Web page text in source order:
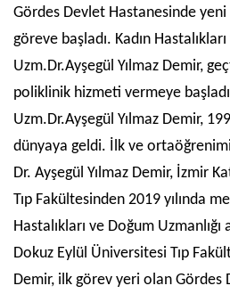
Gördes Devlet Hastanesinde
göreve başladı. Kadın
Uzm.Dr.Ayşegül Yılmaz Demir,
poliklinik hizmeti vermeye
Uzm.Dr.Ayşegül Yılmaz Demir,
dünyaya geldi. İlk ve
Dr. Ayşegül Yılmaz Demir, İzmir
Tıp Fakültesinden 2019 yılında
Hastalıkları ve Doğum Uzmanlığı
Dokuz Eylül Üniversitesi Tıp
Demir, ilk görev yeri olan Gördes